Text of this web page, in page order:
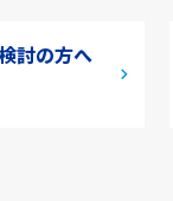
討の方へ